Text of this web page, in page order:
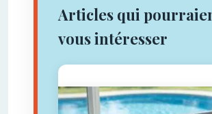
Articles qui
vous intéresser